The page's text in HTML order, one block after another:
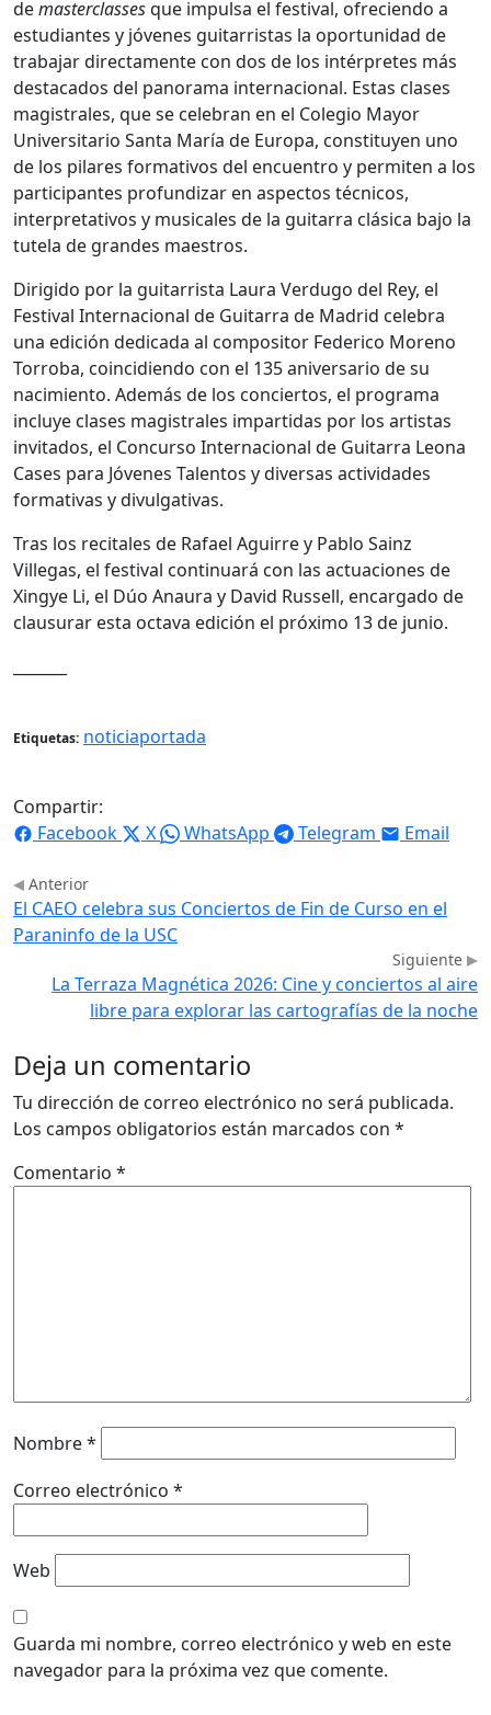
demasterclassesque impulsa el festival, ofreciendo a
estudiantes y jóvenes guitarristas la oportunidad de
trabajar directamente con dos de los intérpretes más
destacados del panorama internacional. Estas clases
magistrales, que se celebran en el Colegio Mayor
Universitario Santa María de Europa, constituyen uno
de los pilares formativos del encuentro y permiten a los
participantes profundizar en aspectos técnicos,
interpretativos y musicales de la guitarra clásica bajo la
tutela de grandes maestros.
Dirigido por la guitarrista Laura Verdugo del Rey, el
Festival Internacional de Guitarra de Madrid celebra
una edición dedicada al compositor Federico Moreno
Torroba, coincidiendo con el 135 aniversario de su
nacimiento. Además de los conciertos, el programa
incluye clases magistrales impartidas por los artistas
invitados, el Concurso Internacional de Guitarra Leona
Cases para Jóvenes Talentos y diversas actividades
formativas y divulgativas.
Tras los recitales de Rafael Aguirre y Pablo Sainz
Villegas, el festival continuará con las actuaciones de
Xingye Li, el Dúo Anaura y David Russell, encargado de
clausurar esta octava edición el próximo 13 de junio.
Etiquetas: noticiaportada
Compartir:
Facebook
X WhatsApp Telegram Email
Anterior
El CAEO celebra sus Conciertos de Fin de Curso en el
Paraninfo de la USC
Siguiente
La Terraza Magnética 2026: Cine y conciertos al aire
libre para explorar las cartografías de la noche
Deja un comentario
Tu dirección de correo electrónico no será publicada.
Los campos obligatorios están marcados con *
Comentario *
Nombre*
Correo electrónico *
Web
Guarda mi nombre, correo electrónico y web en este
navegador para la próxima vez que comente.